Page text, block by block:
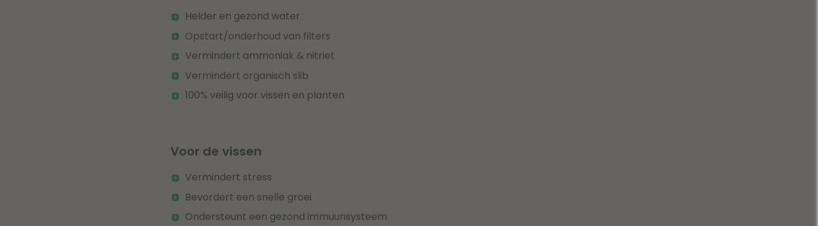
Helder en gezond water
Opstart/onderhoud van filters
Vermindert ammoniak & nitriet
Vermindert organisch slib
100% veilig voor vissen en planten
Voor de vissen
Vermindert stress
Bevordert een snelle groei
Ondersteunt een gezond immuunsysteem